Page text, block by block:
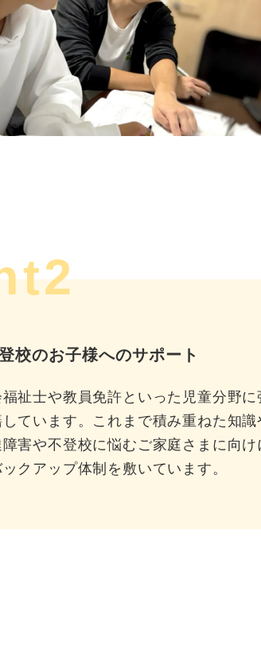
校のお子様へのサポート
祉士や教員免許といった児童分野に
ています。これまで積み重ねた知識
害や不登校に悩むご家庭さまに向け
クアップ体制を敷いています。